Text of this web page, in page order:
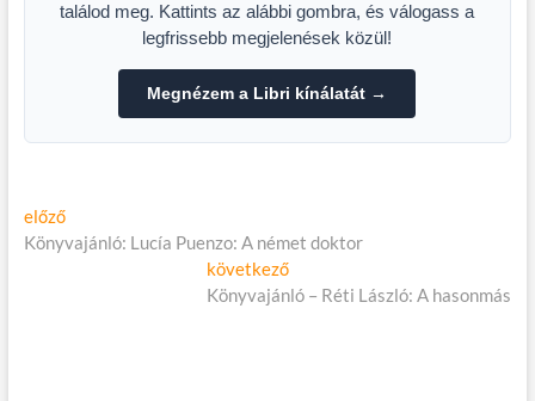
találod meg. Kattints az alábbi gombra, és válogass a
legfrissebb megjelenések közül!
Megnézem a Libri kínálatát →
Bejegyzés
navigáció
előzőElőző
cikk:
Könyvajánló: Lucía Puenzo: A német doktor
következőKövetkező
cikk:
Könyvajánló – Réti László: A hasonmás